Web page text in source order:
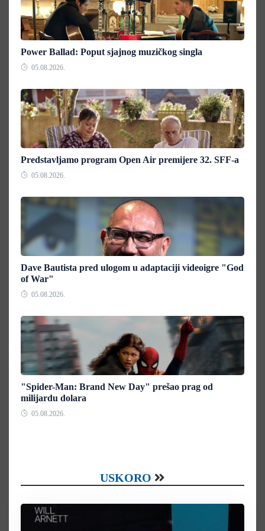
Power Ballad: Poput sjajnog muzičkog singla
05.08.2026.
Predstavljamo program Open Air premijere 32. SFF-a
05.08.2026.
Dave Bautista pred ulogom u adaptaciji videoigre "God
of War"
05.08.2026.
"Spider-Man: Brand New Day" prešao prag od
milijardu dolara
05.08.2026.
USKORO